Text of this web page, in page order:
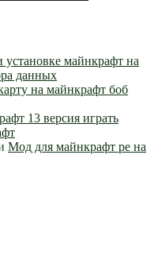
майнкрафт на
данных
на майнкрафт боб
13 версия играть
Мод для майнкрафт pe на